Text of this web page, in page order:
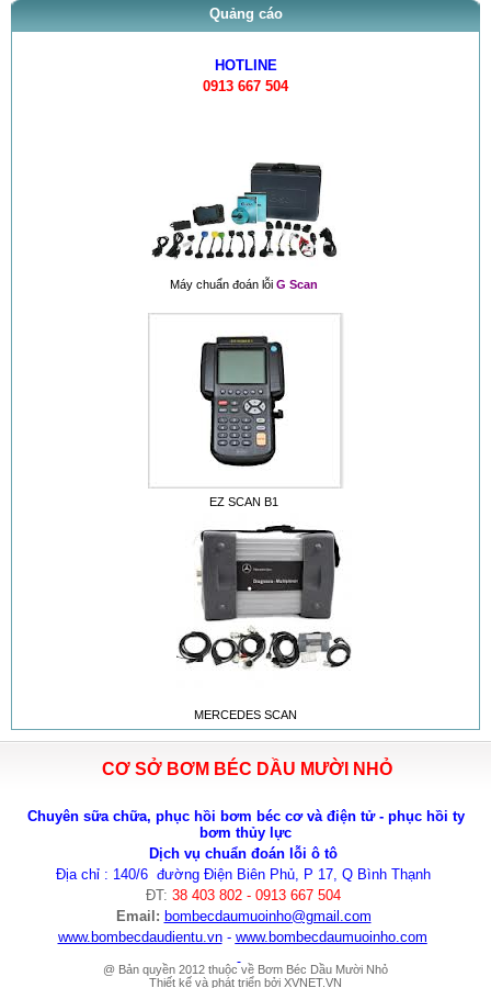
Quảng cáo
HOTLINE
0913 667 504
Máy chuẩn đoán lỗi G Scan
EZ SCAN B1
MERCEDES SCAN
CƠ SỞ BƠM BÉC DẦU MƯỜI NHỎ
Chuyên sữa chữa, phục hồi bơm béc cơ và điện tử - phục hồi ty
bơm thủy lực
Dịch vụ chuẩn đoán lỗi ô tô
Địa chỉ : 140/6 đường Điện Biên Phủ, P 17, Q Bình Thạnh
ĐT: 38 403 802 - 0913 667 504
Email: bombecdaumuoinho@gmail.com
www.bombecdaudientu.vn- www.bombecdaumuoinho.com
@ Bản quyền 2012 thuộc về Bơm Béc Dầu Mười Nhỏ
Thiết kế và phát triển bởi XVNET.VN